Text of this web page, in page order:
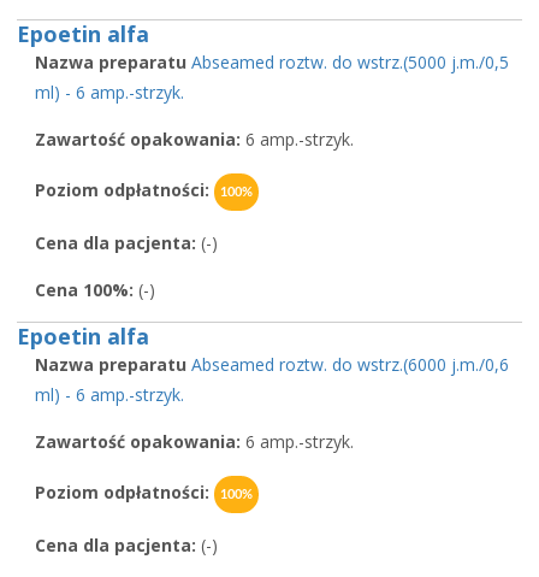
Epoetin alfa
Nazwa preparatu Abseamed roztw. do wstrz.(5000 j.m./0,5
ml) - 6 amp.-strzyk.
Zawartość opakowania: 6 amp.-strzyk.
Poziom odpłatności: 100%
Cena dla pacjenta: (-)
Cena 100%: (-)
Epoetin alfa
Nazwa preparatu Abseamed roztw. do wstrz.(6000 j.m./0,6
ml) - 6 amp.-strzyk.
Zawartość opakowania: 6 amp.-strzyk.
Poziom odpłatności: 100%
Cena dla pacjenta: (-)